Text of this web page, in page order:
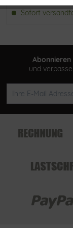
Sofort
und